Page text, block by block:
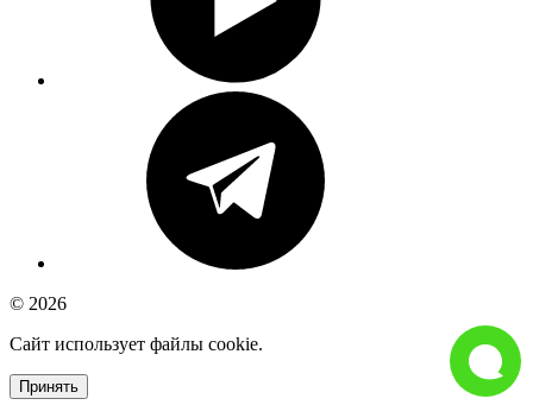
© 2026
Сайт использует файлы cookie.
Принять